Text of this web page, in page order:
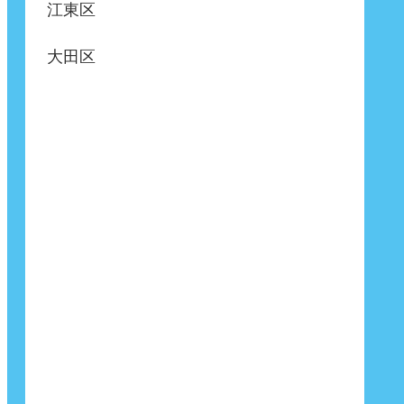
江東区
大田区